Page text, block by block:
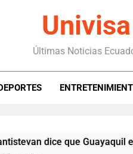
Univisa
Últimas Noticias
que Guayaquil está en